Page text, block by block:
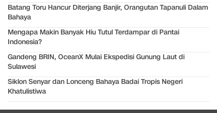
Batang Toru Hancur Diterjang Banjir, Orangutan Tapanuli Dalam
Bahaya
Mengapa Makin Banyak Hiu Tutul Terdampar di Pantai
Indonesia?
Gandeng BRIN, OceanX Mulai Ekspedisi Gunung Laut di
Sulawesi
Siklon Senyar dan Lonceng Bahaya Badai Tropis Negeri
Khatulistiwa